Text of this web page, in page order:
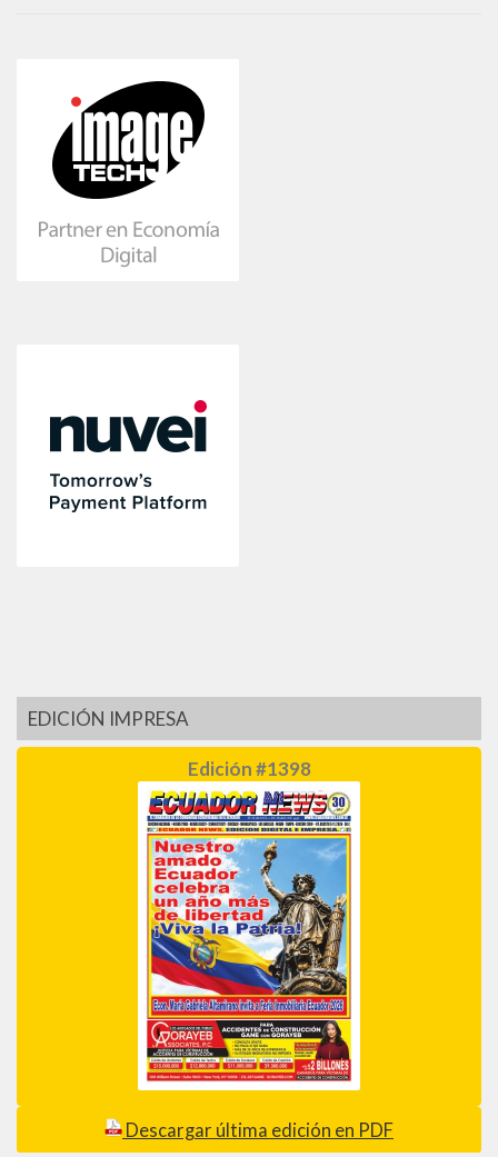
EDICIÓN IMPRESA
Edición #1398
Descargar última edición en PDF